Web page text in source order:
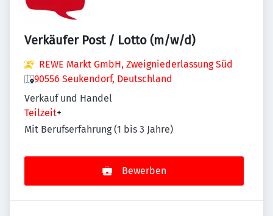
Verkäufer Post / Lotto (m/w/d)
REWE Markt GmbH, Zweigniederlassung Süd
90556 Seukendorf, Deutschland
Verkauf und Handel
Teilzeit+
Mit Berufserfahrung (1 bis 3 Jahre)
Bewerben